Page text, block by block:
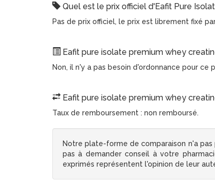
Quel est le prix officiel d'Eafit Pure
Pas de prix officiel, le prix est librement fixé
Eafit pure isolate premium whey
Non, il n'y a pas besoin d'ordonnance pour ce
Eafit pure isolate premium whey
Taux de remboursement : non remboursé.
Notre plate-forme de comparaison n'a
pas à demander conseil à votre
exprimés représentent l'opinion de leur